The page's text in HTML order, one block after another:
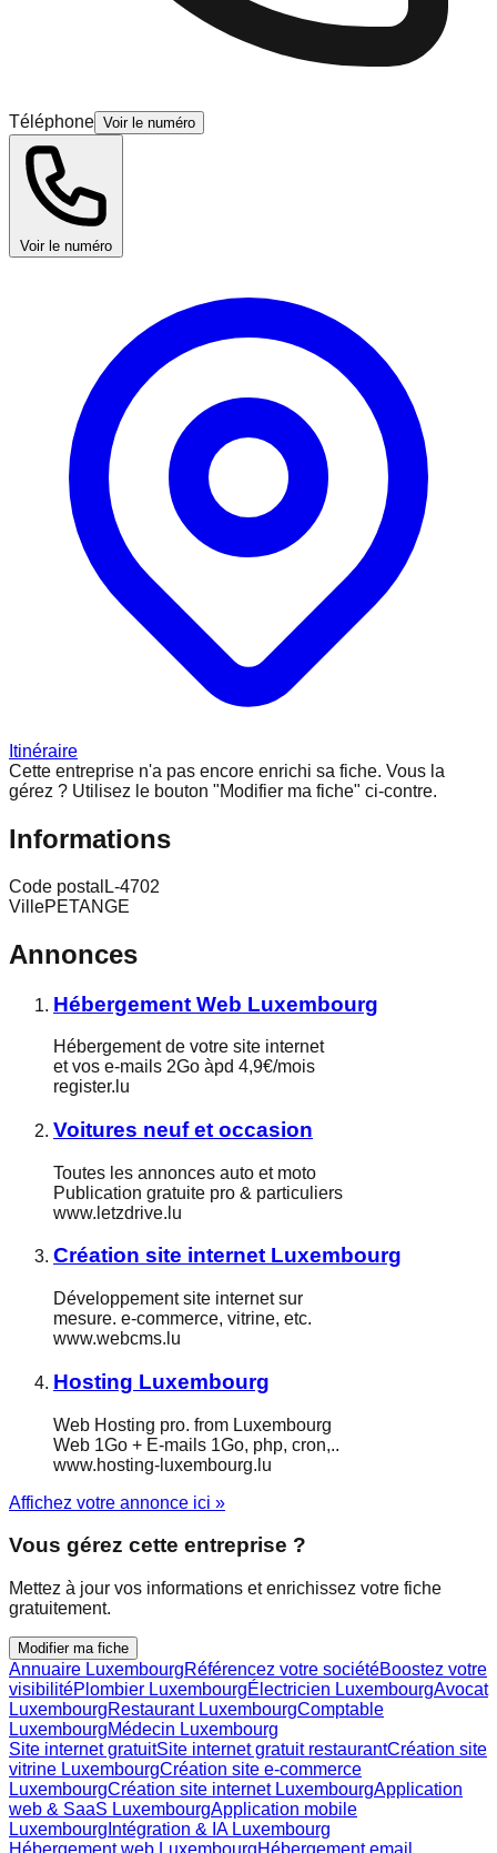
Téléphone Voir le numéro
Voir le numéro
Itinéraire
Cette entreprise n'a pas encore enrichi sa fiche. Vous la
gérez ? Utilisez le bouton "Modifier ma fiche" ci-contre.
Informations
Code postal L-4702
VillePETANGE
Annonces
Hébergement Web Luxembourg
Hébergement de votre site internet
et vos e-mails 2Go àpd 4,9€/mois
register.lu
Voitures neuf et occasion
Toutes les annonces auto et moto
Publication gratuite pro & particuliers
www.letzdrive.lu
Création site internet Luxembourg
Développement site internet sur
mesure. e-commerce, vitrine, etc.
www.webcms.lu
Hosting Luxembourg
Web Hosting pro. from Luxembourg
Web 1Go + E-mails 1Go, php, cron,..
www.hosting-luxembourg.lu
Affichez votre annonce ici »
Vous gérez cette entreprise ?
Mettez à jour vos informations et enrichissez votre fiche
gratuitement.
Modifier ma fiche
Annuaire LuxembourgRéférencez votre sociétéBoostez votre
visibilitéPlombier LuxembourgÉlectricien LuxembourgAvocat
LuxembourgRestaurant LuxembourgComptable
LuxembourgMédecin Luxembourg
Site internet gratuitSite internet gratuit restaurantCréation site
vitrine LuxembourgCréation site e-commerce
LuxembourgCréation site internet LuxembourgApplication
web & SaaS LuxembourgApplication mobile
Luxembourg Intégration & IA Luxembourg
Hébergement web LuxembourgHébergement email